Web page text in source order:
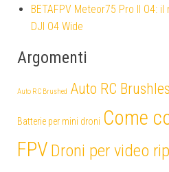
BETAFPV Meteor75 Pro II O4:
DJI O4 Wide
Argomenti
Auto RC Brushed Auto RC
Batterie per mini droni Come
FPV Droni per video